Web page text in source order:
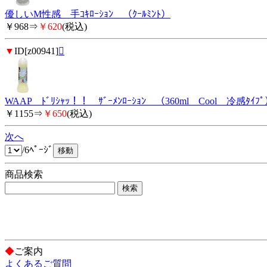
優しいM性感 手ｺｷﾛｰｼｮﾝ （ｸｰﾙﾐﾝﾄ）
￥968⇒ ￥620(税込)
▼ID[z00941]
WAAP ﾄﾞﾘｼｬｯ！！ ｻﾞｰﾒﾝﾛｰｼｮﾝ （360ml Cool 冷感ﾀｲﾌﾟ
￥1155⇒ ￥650(税込)
次へ
/6ﾍﾟｰｼﾞ
商品検索
◆ご案内
よくあるご質問